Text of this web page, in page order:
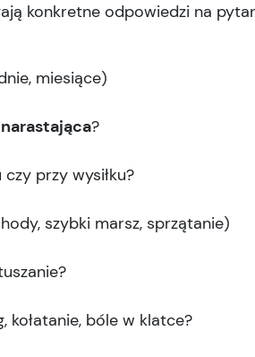
konkretne odpowiedzi na
miesiące)
narastająca?
przy wysiłku?
szybki marsz, sprzątanie)
kołatanie, bóle w klatce?